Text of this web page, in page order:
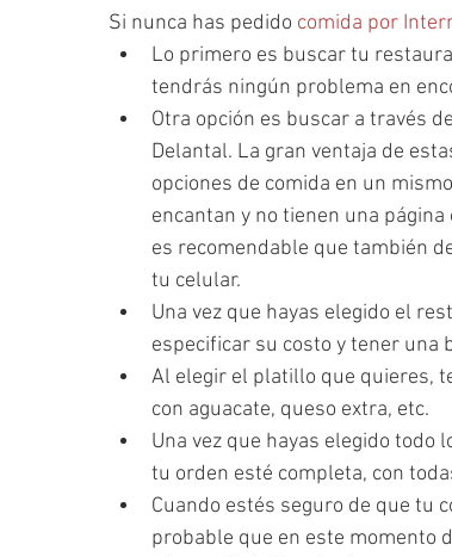
Si nunca has pedido comida por
Lo primero es buscar tu
tendrás ningún problema en
Otra opción es buscar a través
Delantal. La gran ventaja de
opciones de comida en un
encantan y no tienen una
es recomendable que también
tu celular.
Una vez que hayas elegido el
especificar su costo y tener una
Al elegir el platillo que quieres,
con aguacate, queso extra, etc.
Una vez que hayas elegido todo
tu orden esté completa, con
Cuando estés seguro de que tu
probable que en este momento